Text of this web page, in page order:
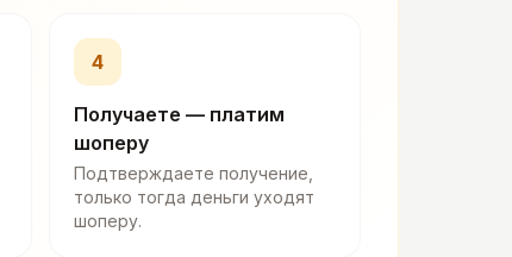
4
Получаете — платим
шоперу
Подтверждаете получение,
только тогда деньги уходят
шоперу.